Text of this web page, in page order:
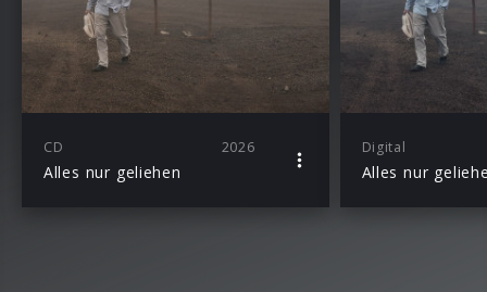
CD 2026
Alles nur geliehen
Digital
Alles nur